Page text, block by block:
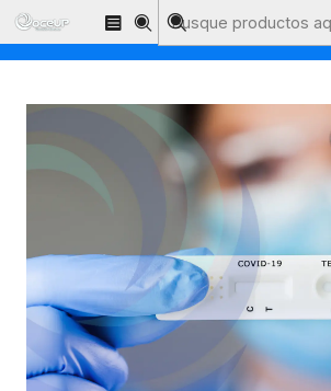
Inicio
Cursos de Salud
Prevención de Infecciones por Covid-19